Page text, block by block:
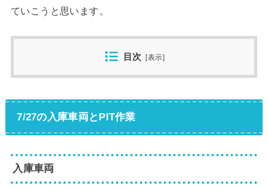
ていこうと思います。
目次 [表示]
7/27の入庫車両とPIT作業
入庫車両